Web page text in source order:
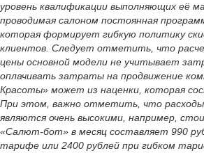
уровень квалификации выполняющих её
проводимая салоном постоянная
которая формирует гибкую политику
клиентов. Следует отметить, что
цены основной модели не учитывает
оплачивать затраты на продвижение
Красоты» может из наценки, которая
При этом, важно отметить, что расходы
являются очень высокими, например,
«Салют-бот» в месяц составляет 990
тарифе или 2400 рублей при гибком